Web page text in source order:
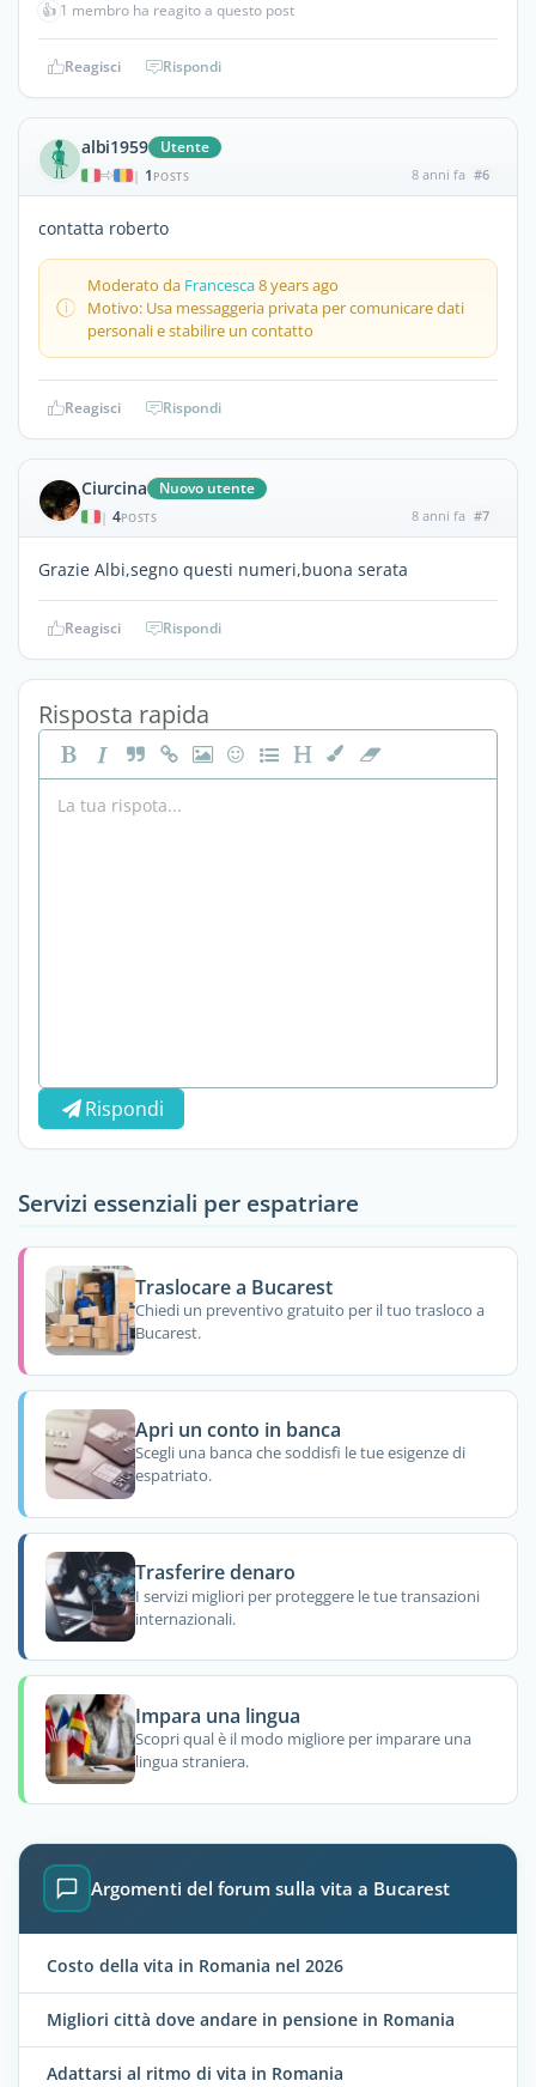
👍 1 membro ha reagito a questo post
Reagisci Rispondi
albi1959 Utente
| 1 POSTS 8 anni fa #6
contatta roberto
Moderato da Francesca8 years ago
Motivo: Usa messaggeria privata per comunicare dati
personali e stabilire un contatto
Reagisci Rispondi
Ciurcina Nuovo utente
| 4POSTS 8 anni fa #7
Grazie Albi,segno questi numeri,buona serata
Reagisci Rispondi
Risposta rapida
Rispondi
Servizi essenziali per espatriare
Traslocare a Bucarest
Chiedi un preventivo gratuito per il tuo trasloco a
Bucarest.
Apri un conto in banca
Scegli una banca che soddisfi le tue esigenze di
espatriato.
Trasferire denaro
I servizi migliori per proteggere le tue transazioni
internazionali.
Impara una lingua
Scopri qual è il modo migliore per imparare una
lingua straniera.
Argomenti del forum sulla vita a Bucarest
Costo della vita in Romania nel 2026
Migliori città dove andare in pensione in Romania
Adattarsi al ritmo di vita in Romania